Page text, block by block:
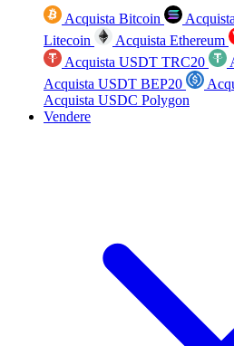
Acquista Bitcoin
Litecoin
Acquista Ethereum
Acquista USDT TRC20
Acquista USDT BEP20
Acquista USDC Polygon
Vendere